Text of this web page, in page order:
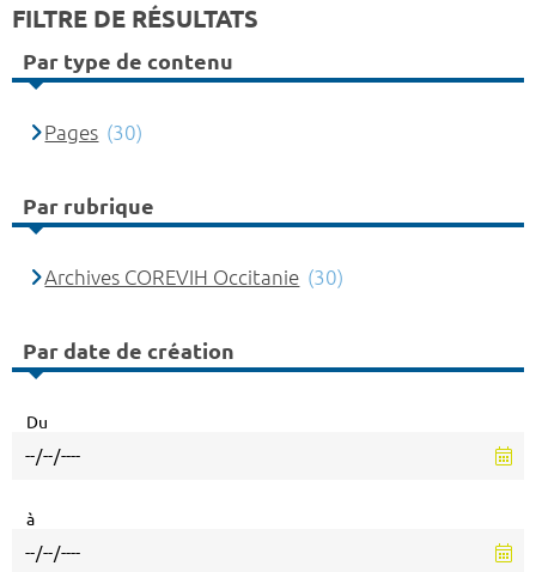
FILTRE DE RÉSULTATS
Par type de contenu
Pages (30)
Par rubrique
Archives COREVIH Occitanie (30)
Par date de création
Du
à